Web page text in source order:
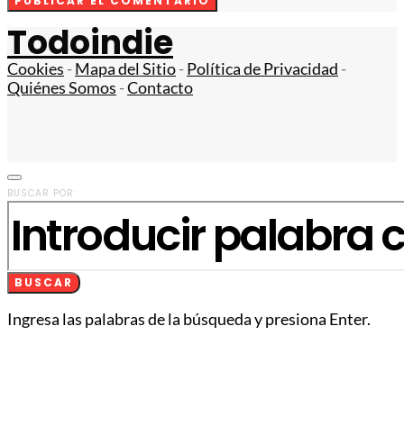
Todoindie
Cookies -Mapa del Sitio-Política de Privacidad -
Quiénes Somos -Contacto
BUSCAR POR:
BUSCAR
Ingresa las palabras de la búsqueda y presiona Enter.